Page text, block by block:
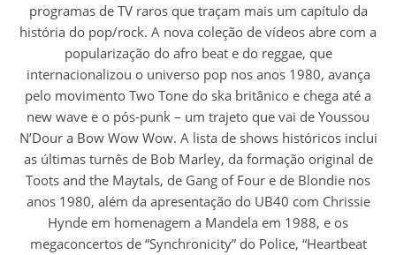
programas de TV raros que traçam mais um capítulo da
história do pop/rock. A nova coleção de vídeos abre com a
popularização do afro beat e do reggae, que
internacionalizou o universo pop nos anos 1980, avança
pelo movimento Two Tone do ska britânico e chega até a
new wave e o pós-punk – um trajeto que vai de Youssou
N’Dour a Bow Wow Wow. A lista de shows históricos inclui
as últimas turnês de Bob Marley, da formação original de
Toots and the Maytals, de Gang of Four e de Blondie nos
anos 1980, além da apresentação do UB40 com Chrissie
Hynde em homenagem a Mandela em 1988, e os
megaconcertos de “Synchronicity” do Police, “Heartbeat